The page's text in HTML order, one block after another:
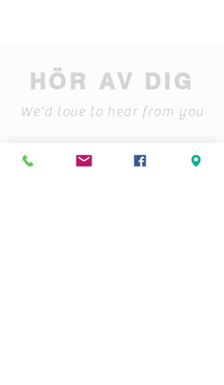
HÖR AV DIG
We'd love to hear from you